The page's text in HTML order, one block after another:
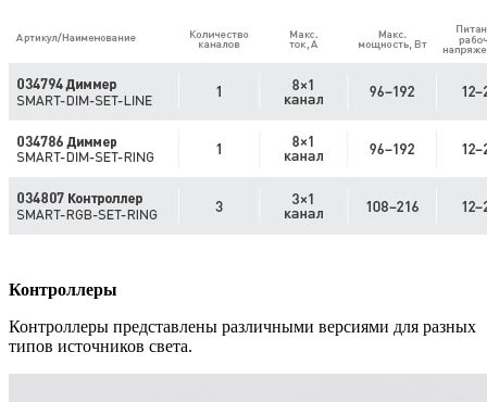
Контроллеры
Контроллеры представлены различными версиями для разных
типов источников света.